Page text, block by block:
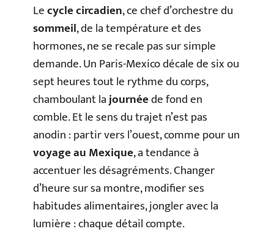
Lecycle circadien, ce chef d’orchestre du
sommeil, de la température et des
hormones, ne se recale pas sur simple
demande. Un Paris-Mexico décale de six ou
sept heures tout le rythme du corps,
chamboulant lajournéede fond en
comble. Et le sens du trajet n’est pas
anodin : partir vers l’ouest, comme pour un
voyage au Mexique, a tendance à
accentuer les désagréments. Changer
d’heure sur sa montre, modifier ses
habitudes alimentaires, jongler avec la
lumière : chaque détail compte.